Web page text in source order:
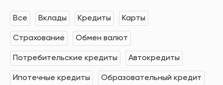
Все Вклады Кредиты Карты
Страхование Обмен валют
Потребительские кредиты Автокредиты
Ипотечные кредиты Образовательный кредит